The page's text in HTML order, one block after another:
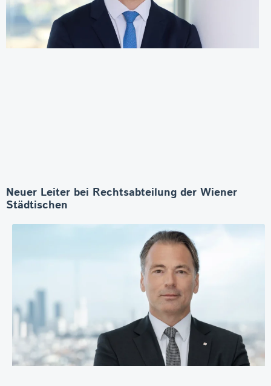
Neuer Leiter bei Rechtsabteilung der Wiener
Städtischen